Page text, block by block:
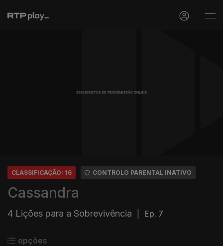
CLASSIFICAÇÃO: 16 CONTROLO PARENTAL INATIVO
Cassandra
4 Lições para a Sobrevivência Ep. 7
opções